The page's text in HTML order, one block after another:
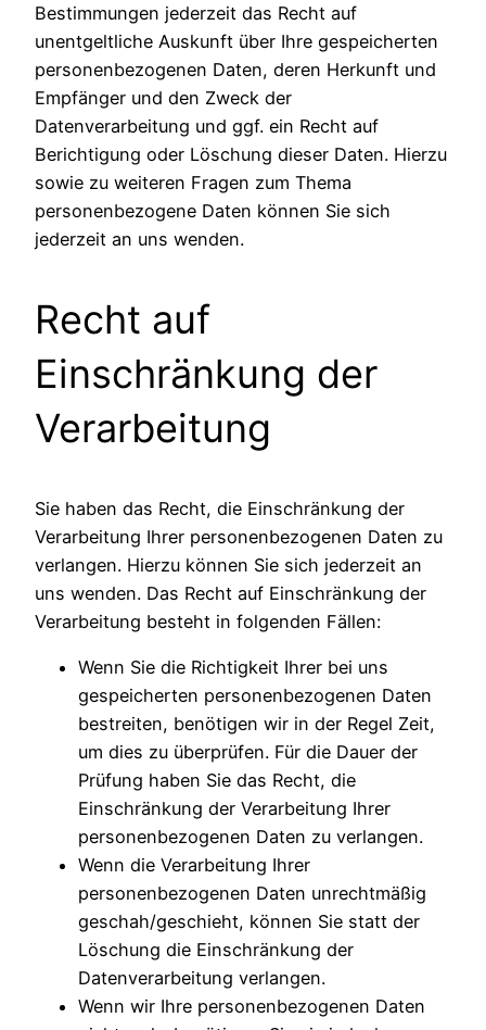
Bestimmungen jederzeit das Recht auf
unentgeltliche Auskunft über Ihre gespeicherten
personenbezogenen Daten, deren Herkunft und
Empfänger und den Zweck der
Datenverarbeitung und ggf. ein Recht auf
Berichtigung oder Löschung dieser Daten. Hierzu
sowie zu weiteren Fragen zum Thema
personenbezogene Daten können Sie sich
jederzeit an uns wenden.
Recht auf
Einschränkung der
Verarbeitung
Sie haben das Recht, die Einschränkung der
Verarbeitung Ihrer personenbezogenen Daten zu
verlangen. Hierzu können Sie sich jederzeit an
uns wenden. Das Recht auf Einschränkung der
Verarbeitung besteht in folgenden Fällen:
Wenn Sie die Richtigkeit Ihrer bei uns
gespeicherten personenbezogenen Daten
bestreiten, benötigen wir in der Regel Zeit,
um dies zu überprüfen. Für die Dauer der
Prüfung haben Sie das Recht, die
Einschränkung der Verarbeitung Ihrer
personenbezogenen Daten zu verlangen.
Wenn die Verarbeitung Ihrer
personenbezogenen Daten unrechtmäßig
geschah/geschieht, können Sie statt der
Löschung die Einschränkung der
Datenverarbeitung verlangen.
Wenn wir Ihre personenbezogenen Daten